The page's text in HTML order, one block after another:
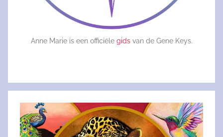
Anne Marie is een officiële gidsvan de Gene Keys.